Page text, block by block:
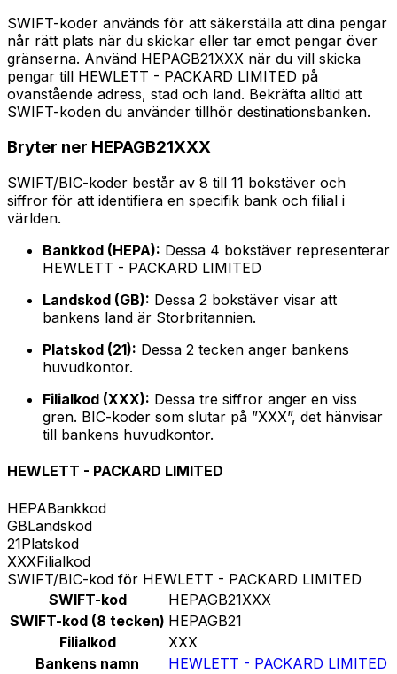
SWIFT-koder används för att säkerställa att dina pengar
når rätt plats när du skickar eller tar emot pengar över
gränserna. Använd HEPAGB21XXX när du vill skicka
pengar till HEWLETT - PACKARD LIMITED på
ovanstående adress, stad och land. Bekräfta alltid att
SWIFT-koden du använder tillhör destinationsbanken.
Bryter ner HEPAGB21XXX
SWIFT/BIC-koder består av 8 till 11 bokstäver och
siffror för att identifiera en specifik bank och filial i
världen.
Bankkod (HEPA): Dessa 4 bokstäver representerar
HEWLETT - PACKARD LIMITED
Landskod (GB): Dessa 2 bokstäver visar att
bankens land är Storbritannien.
Platskod (21): Dessa 2 tecken anger bankens
huvudkontor.
Filialkod (XXX): Dessa tre siffror anger en viss
gren. BIC-koder som slutar på ”XXX”, det hänvisar
till bankens huvudkontor.
HEWLETT - PACKARD LIMITED
HEPABankkod
GBLandskod
21Platskod
XXXFilialkod
SWIFT/BIC-kod för HEWLETT - PACKARD LIMITED
SWIFT-kod
HEPAGB21XXX
SWIFT-kod (8 tecken) HEPAGB21
Filialkod
XXX
Bankens namn
HEWLETT - PACKARD LIMITED